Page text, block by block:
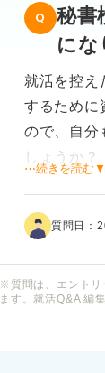
秘書
にな
就活を控え
するために
ので、自分
しょうか？
れば大丈夫
⋯続きを読む▼
質問日：
※質問は、エントリ
ます。就活Q&A 編